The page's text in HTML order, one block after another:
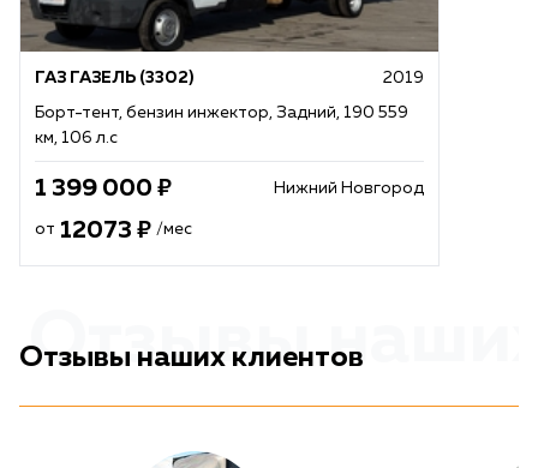
ГАЗ ГАЗЕЛЬ (3302) 2019
Борт-тент, бензин инжектор, Задний, 190 559
км, 106 л.с
1 399 000 Нижний Новгород
от 12073 /мес
Отзывы наших клиентов
Отзывы